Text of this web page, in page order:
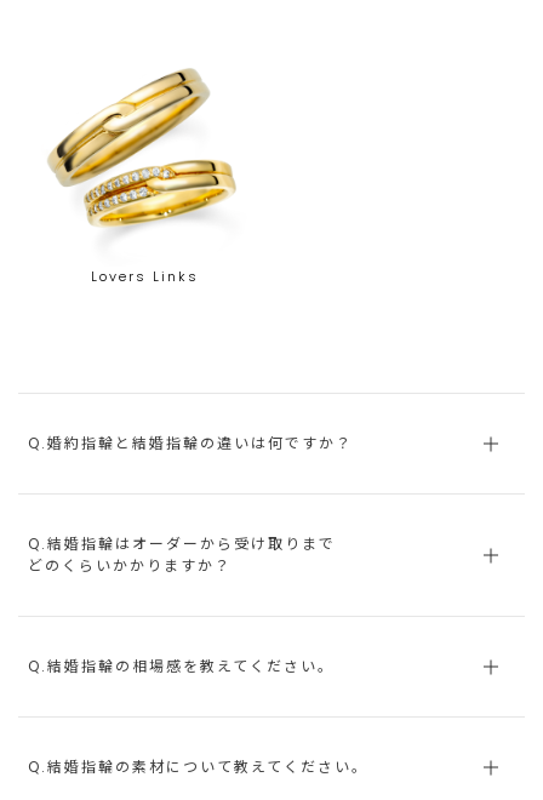
Lovers Links
Q.婚約指輪と結婚指輪の違いは何ですか？
Q.結婚指輪はオーダーから受け取りまで
どのくらいかかりますか？
Q.結婚指輪の相場感を教えてください。
Q.結婚指輪の素材について教えてください。